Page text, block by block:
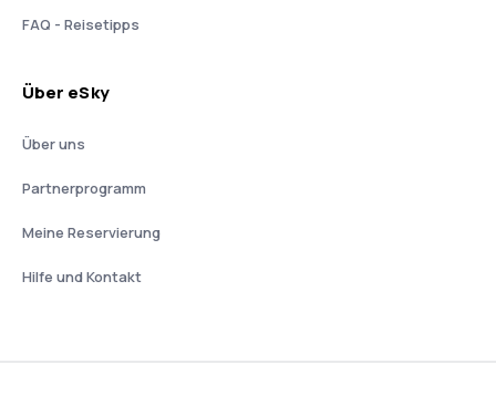
FAQ - Reisetipps
Über eSky
Über uns
Partnerprogramm
Meine Reservierung
Hilfe und Kontakt